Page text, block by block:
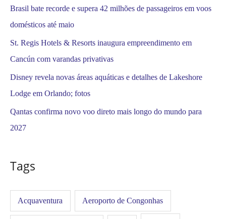
Brasil bate recorde e supera 42 milhões de passageiros em voos
domésticos até maio
St. Regis Hotels & Resorts inaugura empreendimento em
Cancún com varandas privativas
Disney revela novas áreas aquáticas e detalhes de Lakeshore
Lodge em Orlando; fotos
Qantas confirma novo voo direto mais longo do mundo para
2027
Tags
Acquaventura Aeroporto de Congonhas